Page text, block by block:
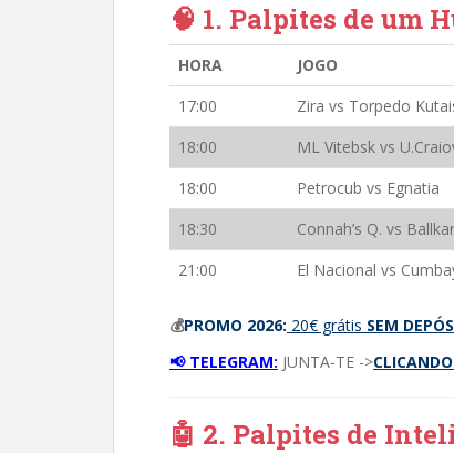
🧠 1. Palpites de um
HORA JOGO
17:00
Zira vs Torpedo
18:00
ML Vitebsk vs
18:00
Petrocub vs Egnatia
18:30
Connah’s Q. vs
21:00
El Nacional vs
💰PROMO 2026: 20€ grátis SEM
📢 TELEGRAM: JUNTA-TE ->
🤖 2. Palpites de